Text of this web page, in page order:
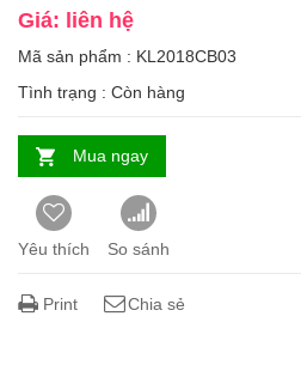
Giá: liên hệ
Mã sản phẩm : KL2018CB03
Tình trạng : Còn hàng
Mua ngay
Yêu thích So sánh
Print Chia sẻ